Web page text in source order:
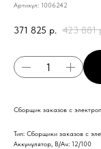
Артикул: 1006242
371 825 р. 423 881
Сборщик заказов с
Тип: Сборщики заказов с
Аккумулятор, В/Ач: 12/100